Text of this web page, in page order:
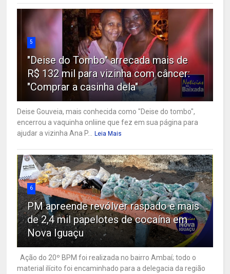
5
"Deise do Tombo" arrecada mais de
R$ 132 mil para vizinha com câncer:
"Comprar a casinha dela"
Deise Gouveia, mais conhecida como "Deise do tombo",
encerrou a vaquinha onliine que fez em sua página para
ajudar a vizinha Ana P...
Leia Mais
6
PM apreende revólver raspado e mais
de 2,4 mil papelotes de cocaína em
Nova Iguaçu
Ação do 20º BPM foi realizada no bairro Ambaí; todo o
material ilícito foi encaminhado para a delegacia da região